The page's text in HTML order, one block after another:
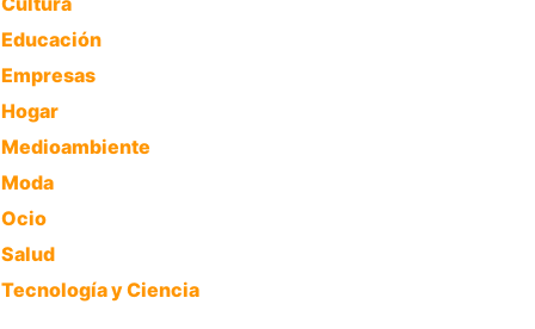
Educación
Empresas
Hogar
Medioambiente
Moda
Ocio
Salud
Tecnología y Ciencia